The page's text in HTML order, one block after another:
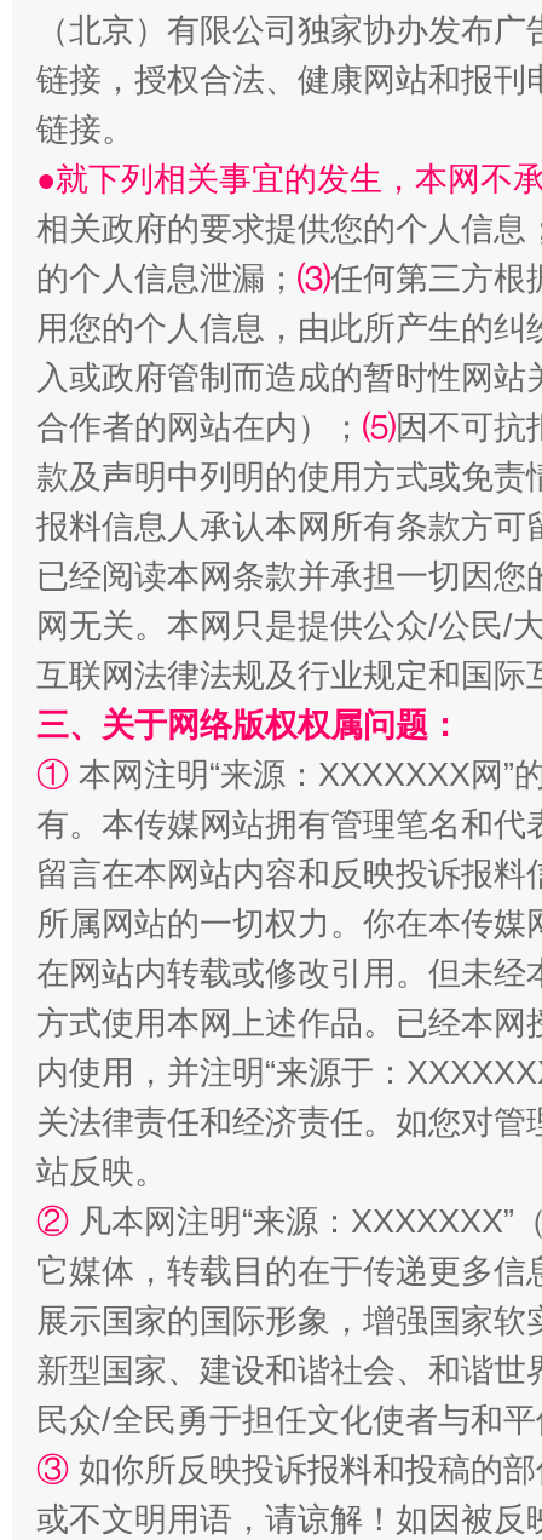
站台名比不上好声名
漫山遍野的桃花与雪山、麦地、白藏房 除
招工难、用工荒背后
（北京）有限公司独家协办发布
链接，授权合法、健康网站和报
链接。
●就下列相关事宜的发生，本网不
相关政府的要求提供您的个人信息
的个人信息泄漏； ⑶任何第三方根
用您的个人信息，由此所产生的纠
入或政府管制而造成的暂时性网
合作者的网站在内）； ⑸因不可抗
款及声明中列明的使用方式或免责
报料信息人承认本网所有条款方
已经阅读本网条款并承担一切因
网无关。本网只是提供公众/公民/
互联网法律法规及行业规定和国
三、关于网络版权权属问题：
① 本网注明“来源：XXXXXXX网”
有。本传媒网站拥有管理笔名和
留言在本网站内容和反映投诉报
所属网站的一切权力。你在本传
在网站内转载或修改引用。但未
方式使用本网上述作品。已经本
内使用，并注明“来源于：
关法律责任和经济责任。如您对
站反映。
② 凡本网注明“来源：
它媒体，转载目的在于传递更多
展示国家的国际形象，增强国家
新型国家、建设和谐社会、和谐
民众/全民勇于担任文化使者与和
③ 如你所反映投诉报料和投稿的
或不文明用语，请谅解！如因被